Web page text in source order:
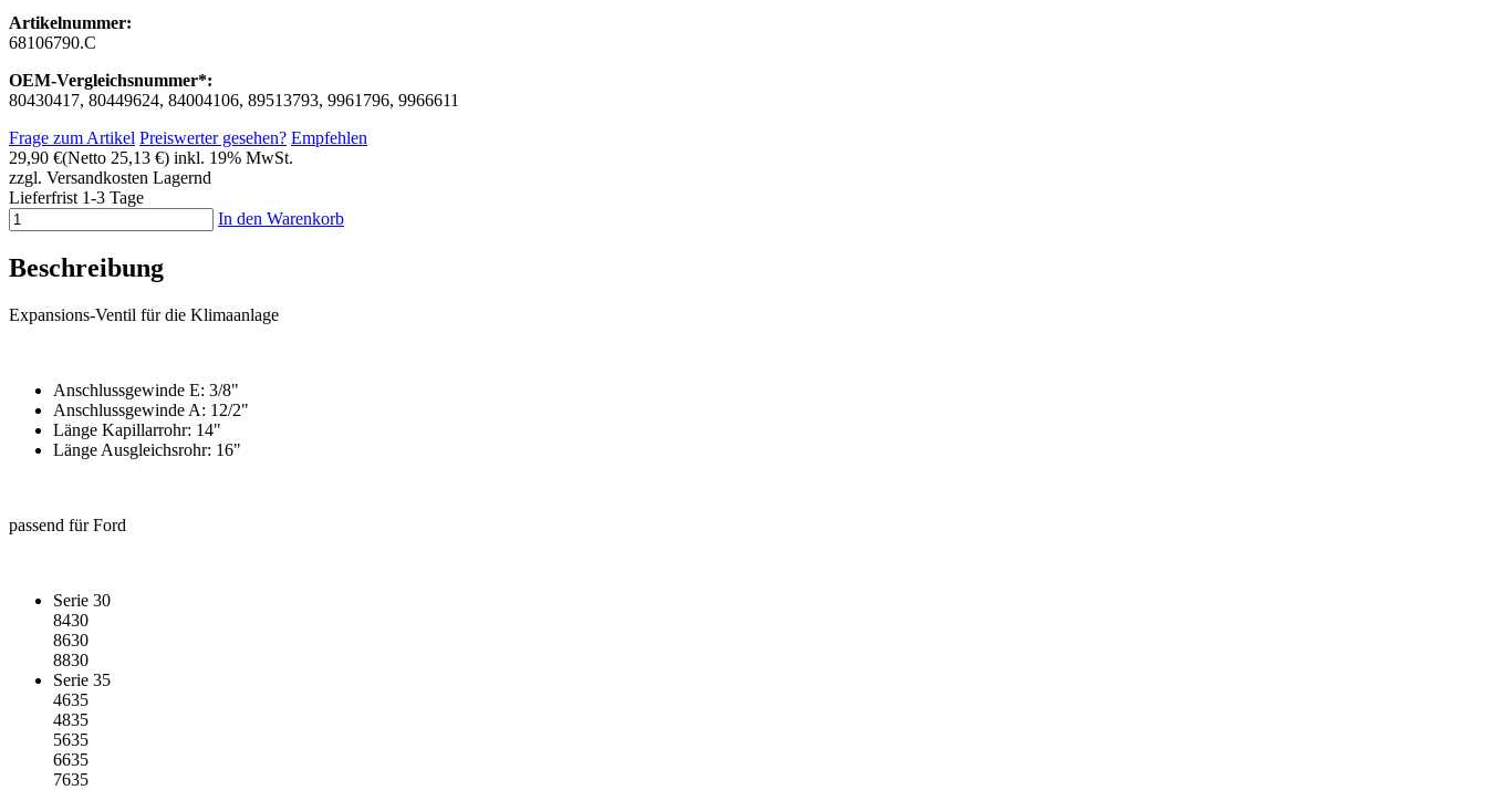
Artikelnummer:
68106790.C
OEM-Vergleichsnummer*:
80430417, 80449624, 84004106, 89513793, 9961796, 9966611
Frage zum Artikel Preiswerter gesehen? Empfehlen
29,90 €(Netto 25,13 €) inkl. 19% MwSt.
zzgl. Versandkosten Lagernd
Lieferfrist 1-3 Tage
In den Warenkorb
Beschreibung
Expansions-Ventil für die Klimaanlage
Anschlussgewinde E: 3/8"
Anschlussgewinde A: 12/2"
Länge Kapillarrohr: 14"
Länge Ausgleichsrohr: 16"
passend für Ford
Serie 30
8430
8630
8830
Serie 35
4635
4835
5635
6635
7635